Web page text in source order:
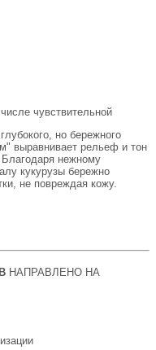
чувствительной
но бережного
выравнивает рельеф и тон
Благодаря нежному
кукурузы бережно
не повреждая кожу.
НАПРАВЛЕНО НА